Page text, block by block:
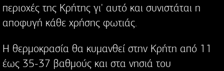
περιοχές της Κρήτης γι' αυτό και συνιστάται η
αποφυγή κάθε χρήσης φωτιάς.
Η θερμοκρασία θα κυμανθεί στην Κρήτη από 11
έως 35-37 βαθμούς και στα νησιά του